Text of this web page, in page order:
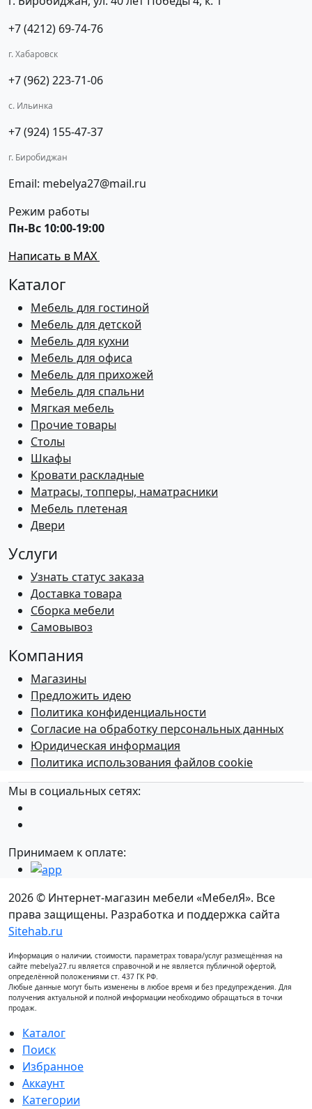
+7 (4212) 69-74-76
г. Хабаровск
+7 (962) 223-71-06
с. Ильинка
+7 (924) 155-47-37
г. Биробиджан
Email: mebelya27@mail.ru
Режим работы
Пн-Вс 10:00-19:00
Написать в MAX
Каталог
Мебель для гостиной
Мебель для детской
Мебель для кухни
Мебель для офиса
Мебель для прихожей
Мебель для спальни
Мягкая мебель
Прочие товары
Столы
Шкафы
Кровати раскладные
Матрасы, топперы, наматрасники
Мебель плетеная
Двери
Услуги
Узнать статус заказа
Доставка товара
Сборка мебели
Самовывоз
Компания
Магазины
Предложить идею
Политика конфиденциальности
Согласие на обработку персональных данных
Юридическая информация
Политика использования файлов cookie
Мы в социальных сетях:
Принимаем к оплате:
2026 © Интернет-магазин мебели «МебелЯ». Все
права защищены. Разработка и поддержка сайта
Sitehab.ru
Информация о наличии, стоимости, параметрах товара/услуг размещённая на
сайте mebelya27.ru является справочной и не является публичной офертой,
определённой положениями ст. 437 ГК РФ.
Любые данные могут быть изменены в любое время и без предупреждения. Для
получения актуальной и полной информации необходимо обращаться в точки
продаж.
Каталог
Поиск
Избранное
Аккаунт
Категории